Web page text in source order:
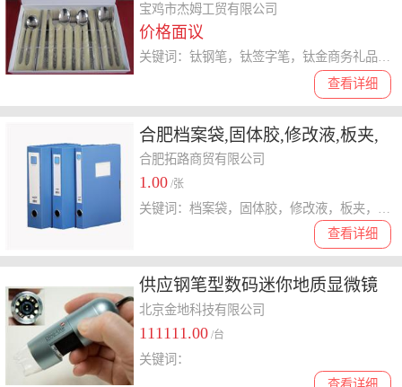
务礼品笔，钛水写笔
宝鸡市杰姆工贸有限公司
价格面议
查看详细
合肥档案袋,固体胶,修改液,板夹,
鼠标等办公用品批发配送
合肥拓路商贸有限公司
1.00 /张
查看详细
关键词：档案袋，固体胶，修改液，板夹，鼠标，钢笔，美工刀，长尾夹，文件夹，档案盒，资料册
供应钢笔型数码迷你地质显微镜
北京金地科技有限公司
111111.00 /台
查看详细
关键词：